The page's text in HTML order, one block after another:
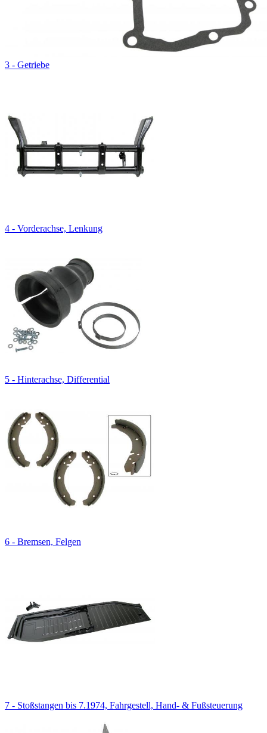
3 - Getriebe
4 - Vorderachse, Lenkung
5 - Hinterachse, Differential
6 - Bremsen, Felgen
7 - Stoßstangen bis 7.1974, Fahrgestell, Hand- & Fußsteuerung